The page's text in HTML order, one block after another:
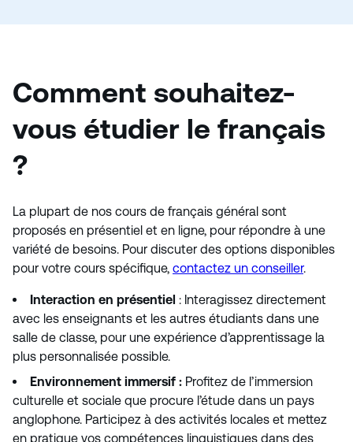
Comment souhaitez-
vous étudier le français
?
La plupart de nos cours de français général sont
proposés en présentiel et en ligne, pour répondre à une
variété de besoins. Pour discuter des options disponibles
pour votre cours spécifique, contactez un conseiller.
Interaction en présentiel : Interagissez directement
avec les enseignants et les autres étudiants dans une
salle de classe, pour une expérience d’apprentissage la
plus personnalisée possible.
Environnement immersif : Profitez de l’immersion
culturelle et sociale que procure l’étude dans un pays
anglophone. Participez à des activités locales et mettez
en pratique vos compétences linguistiques dans des